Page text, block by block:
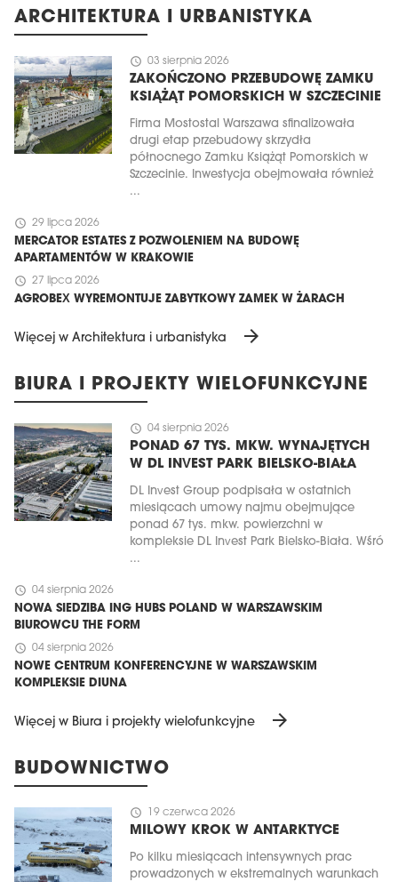
ARCHITEKTURA I URBANISTYKA
schedule 03 sierpnia 2026
ZAKOŃCZONO PRZEBUDOWĘ ZAMKU
KSIĄŻĄT POMORSKICH W SZCZECINIE
Firma Mostostal Warszawa sfinalizowała
drugi etap przebudowy skrzydła
północnego Zamku Książąt Pomorskich w
Szczecinie. Inwestycja obejmowała również
...
schedule 29 lipca 2026
MERCATOR ESTATES Z POZWOLENIEM NA BUDOWĘ
APARTAMENTÓW W KRAKOWIE
schedule 27 lipca 2026
AGROBEX WYREMONTUJE ZABYTKOWY ZAMEK W ŻARACH
Więcej w Architektura i urbanistyka arrow_forward
BIURA I PROJEKTY WIELOFUNKCYJNE
schedule 04 sierpnia 2026
PONAD 67 TYS. MKW. WYNAJĘTYCH
W DL INVEST PARK BIELSKO-BIAŁA
DL Invest Group podpisała w ostatnich
miesiącach umowy najmu obejmujące
ponad 67 tys. mkw. powierzchni w
kompleksie DL Invest Park Bielsko-Biała. Wśró
...
schedule 04 sierpnia 2026
NOWA SIEDZIBA ING HUBS POLAND W WARSZAWSKIM
BIUROWCU THE FORM
schedule 04 sierpnia 2026
NOWE CENTRUM KONFERENCYJNE W WARSZAWSKIM
KOMPLEKSIE DIUNA
Więcej w Biura i projekty wielofunkcyjne arrow_forward
BUDOWNICTWO
schedule 19 czerwca 2026
MILOWY KROK W ANTARKTYCE
Po kilku miesiącach intensywnych prac
prowadzonych w ekstremalnych warunkach